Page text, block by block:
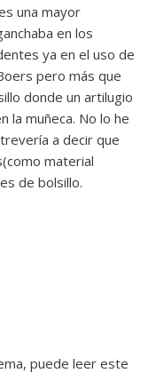
una mayor
en los
ya en el uso de
pero más que
donde un artilugio
la muñeca. No lo he
a decir que
material
de bolsillo.
puede leer este